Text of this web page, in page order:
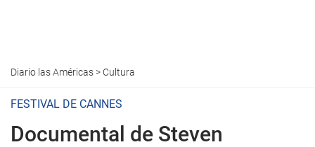
Diario las Américas> Cultura
FESTIVAL DE CANNES
Documental de Steven